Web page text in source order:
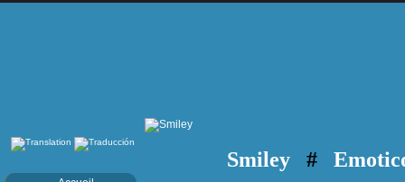
Smiley#